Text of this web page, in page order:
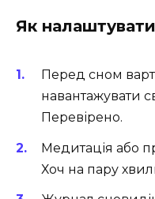
Як
Перед сном
навантажувати
Перевірено.
Медитація або
Хоч на пару